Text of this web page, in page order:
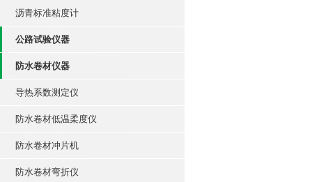
沥青标准粘度计
公路试验仪器
防水卷材仪器
导热系数测定仪
防水卷材低温柔度仪
防水卷材冲片机
防水卷材弯折仪